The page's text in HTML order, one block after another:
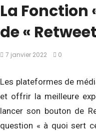
La Fonction
de «
7 janvier 2022 0
Les plateformes de
et offrir la meilleure
lancer son bouton de
question « à quoi sert